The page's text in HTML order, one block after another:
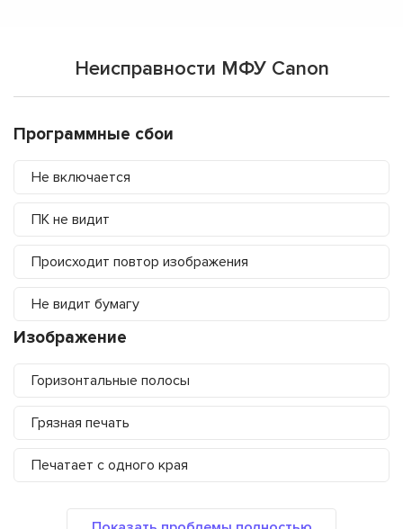
Неисправности МФУ Canon
Программные сбои
Не включается
ПК не видит
Происходит повтор изображения
Не видит бумагу
Изображение
Горизонтальные полосы
Грязная печать
Печатает с одного края